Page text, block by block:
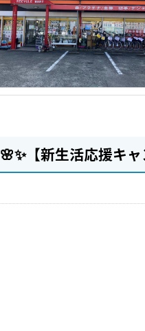
🌸✨【新生活応援キ